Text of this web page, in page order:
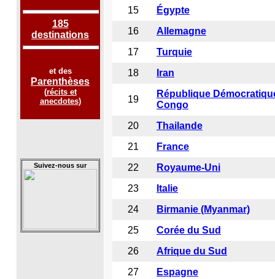
185
destinations
et des
Parenthèses
(récits et
anecdotes)
Suivez-nous sur
15
Égypte
16
Allemagne
17
Turquie
18
Iran
19
République
Congo
20
Thailande
21
France
22
Royaume-Uni
23
Italie
24
Birmanie (Myanmar)
25
Corée du Sud
26
Afrique du Sud
27
Espagne